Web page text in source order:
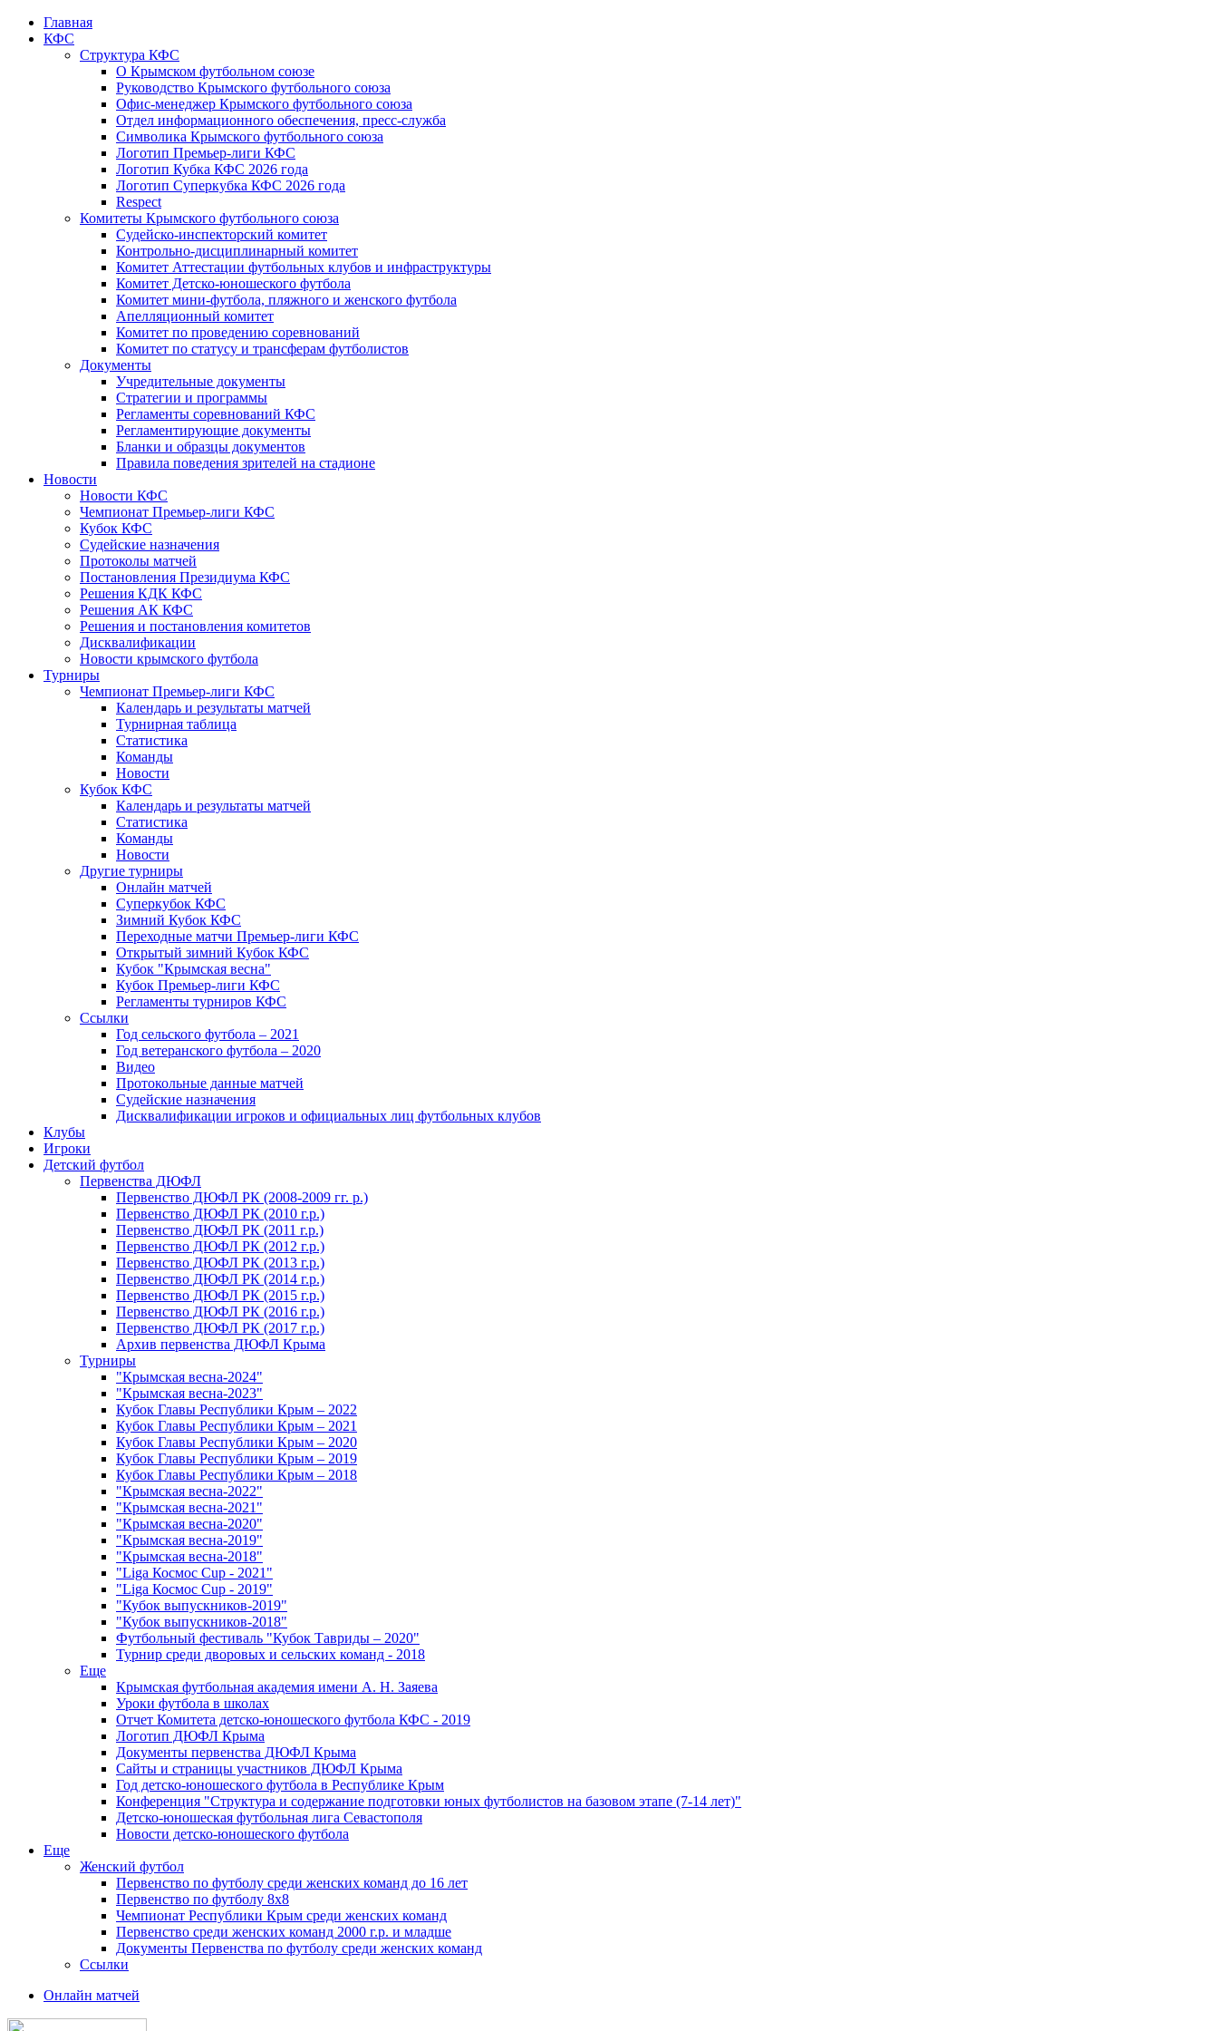
Главная
КФС
Структура КФС
О Крымском футбольном союзе
Руководство Крымского футбольного союза
Офис-менеджер Крымского футбольного союза
Отдел информационного обеспечения, пресс-служба
Символика Крымского футбольного союза
Логотип Премьер-лиги КФС
Логотип Кубка КФС 2026 года
Логотип Суперкубка КФС 2026 года
Respect
Комитеты Крымского футбольного союза
Судейско-инспекторский комитет
Контрольно-дисциплинарный комитет
Комитет Аттестации футбольных клубов и инфраструктуры
Комитет Детско-юношеского футбола
Комитет мини-футбола, пляжного и женского футбола
Апелляционный комитет
Комитет по проведению соревнований
Комитет по статусу и трансферам футболистов
Документы
Учредительные документы
Стратегии и программы
Регламенты соревнований КФС
Регламентирующие документы
Бланки и образцы документов
Правила поведения зрителей на стадионе
Новости
Новости КФС
Чемпионат Премьер-лиги КФС
Кубок КФС
Судейские назначения
Протоколы матчей
Постановления Президиума КФС
Решения КДК КФС
Решения АК КФС
Решения и постановления комитетов
Дисквалификации
Новости крымского футбола
Турниры
Чемпионат Премьер-лиги КФС
Календарь и результаты матчей
Турнирная таблица
Статистика
Команды
Новости
Кубок КФС
Календарь и результаты матчей
Статистика
Команды
Новости
Другие турниры
Онлайн матчей
Суперкубок КФС
Зимний Кубок КФС
Переходные матчи Премьер-лиги КФС
Открытый зимний Кубок КФС
Кубок "Крымская весна"
Кубок Премьер-лиги КФС
Регламенты турниров КФС
Ссылки
Год сельского футбола – 2021
Год ветеранского футбола – 2020
Видео
Протокольные данные матчей
Судейские назначения
Дисквалификации игроков и официальных лиц футбольных клубов
Клубы
Игроки
Детский футбол
Первенства ДЮФЛ
Первенство ДЮФЛ РК (2008-2009 гг. р.)
Первенство ДЮФЛ РК (2010 г.р.)
Первенство ДЮФЛ РК (2011 г.р.)
Первенство ДЮФЛ РК (2012 г.р.)
Первенство ДЮФЛ РК (2013 г.р.)
Первенство ДЮФЛ РК (2014 г.р.)
Первенство ДЮФЛ РК (2015 г.р.)
Первенство ДЮФЛ РК (2016 г.р.)
Первенство ДЮФЛ РК (2017 г.р.)
Архив первенства ДЮФЛ Крыма
Турниры
"Крымская весна-2024"
"Крымская весна-2023"
Кубок Главы Республики Крым – 2022
Кубок Главы Республики Крым – 2021
Кубок Главы Республики Крым – 2020
Кубок Главы Республики Крым – 2019
Кубок Главы Республики Крым – 2018
"Крымская весна-2022"
"Крымская весна-2021"
"Крымская весна-2020"
"Крымская весна-2019"
"Крымская весна-2018"
"Liga Космос Cup - 2021"
"Liga Космос Cup - 2019"
"Кубок выпускников-2019"
"Кубок выпускников-2018"
Футбольный фестиваль "Кубок Тавриды – 2020"
Турнир среди дворовых и сельских команд - 2018
Еще
Крымская футбольная академия имени А. Н. Заяева
Уроки футбола в школах
Отчет Комитета детско-юношеского футбола КФС - 2019
Логотип ДЮФЛ Крыма
Документы первенства ДЮФЛ Крыма
Сайты и страницы участников ДЮФЛ Крыма
Год детско-юношеского футбола в Республике Крым
Конференция "Структура и содержание подготовки юных футболистов на базовом этапе (7-14 лет)"
Детско-юношеская футбольная лига Севастополя
Новости детско-юношеского футбола
Еще
Женский футбол
Первенство по футболу среди женских команд до 16 лет
Первенство по футболу 8х8
Чемпионат Республики Крым среди женских команд
Первенство среди женских команд 2000 г.р. и младше
Документы Первенства по футболу среди женских команд
Ссылки
Онлайн матчей